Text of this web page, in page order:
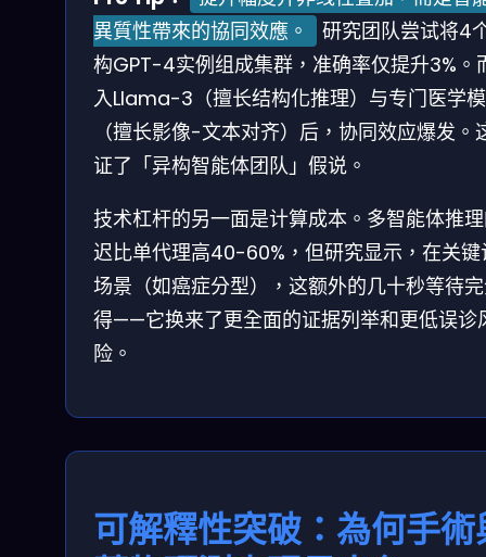
異質性帶來的協同效應。
研究团队尝试将4
构GPT-4实例组成集群，准确率仅提升3%。
入Llama-3（擅长结构化推理）与专门医学
（擅长影像-文本对齐）后，协同效应爆发。
证了「异构智能体团队」假说。
技术杠杆的另一面是计算成本。多智能体推
迟比单代理高40-60%，但研究显示，在关键
场景（如癌症分型），这额外的几十秒等待
得——它换来了更全面的证据列举和更低误诊
险。
可解釋性突破：為何手術